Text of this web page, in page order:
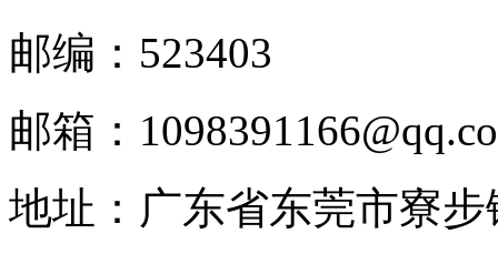
邮编：523403
邮箱：
地址：广东省东莞市寮